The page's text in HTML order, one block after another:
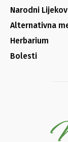
Narodni
Alternativna
Herbarium
Bolesti